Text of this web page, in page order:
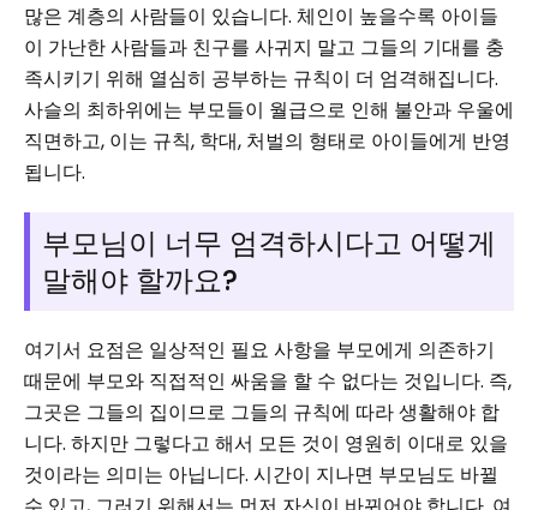
많은 계층의 사람들이 있습니다. 체인이 높을수록 아이들
이 가난한 사람들과 친구를 사귀지 말고 그들의 기대를 충
족시키기 위해 열심히 공부하는 규칙이 더 엄격해집니다.
사슬의 최하위에는 부모들이 월급으로 인해 불안과 우울에
직면하고, 이는 규칙, 학대, 처벌의 형태로 아이들에게 반영
됩니다.
부모님이 너무 엄격하시다고 어떻게
말해야 할까요?
여기서 요점은 일상적인 필요 사항을 부모에게 의존하기
때문에 부모와 직접적인 싸움을 할 수 없다는 것입니다. 즉,
그곳은 그들의 집이므로 그들의 규칙에 따라 생활해야 합
니다. 하지만 그렇다고 해서 모든 것이 영원히 이대로 있을
것이라는 의미는 아닙니다. 시간이 지나면 부모님도 바뀔